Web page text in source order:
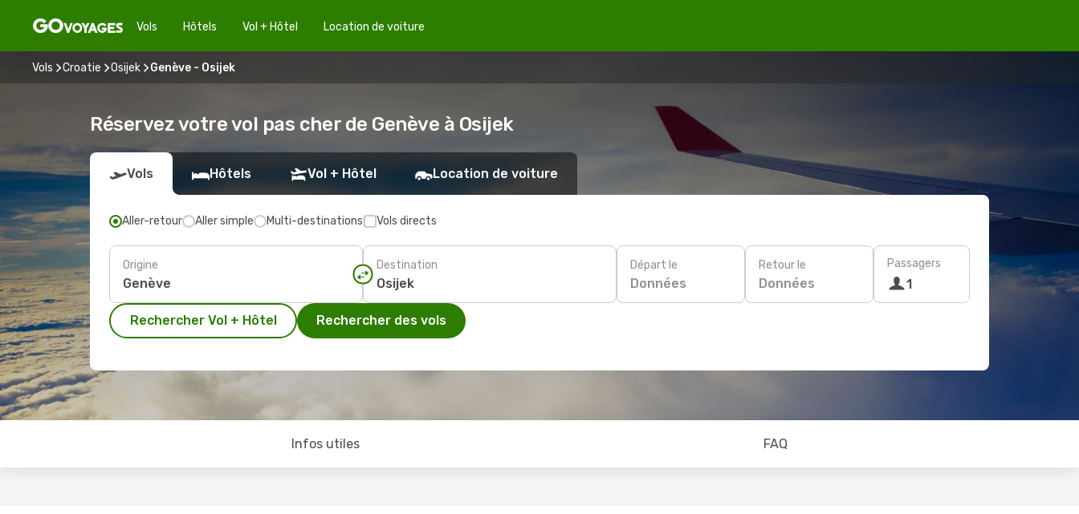
Vols Hôtels Vol + Hôtel Location de voiture
Vols Croatie Osijek Genève - Osijek
Réservez votre vol pas cher de Genève à Osijek
Vols Hôtels Vol + Hôtel Location de voiture
Aller-retour Aller simple Multi-destinations Vols directs
Origine Destination Départ le
Données
Retour le
Données
Passagers
1
Rechercher Vol + Hôtel Rechercher des vols
Infos utiles FAQ